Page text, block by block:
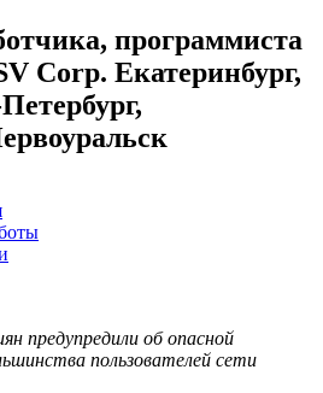
программиста
Corp. Екатеринбург,
предупредили об опасной
пользователей сети